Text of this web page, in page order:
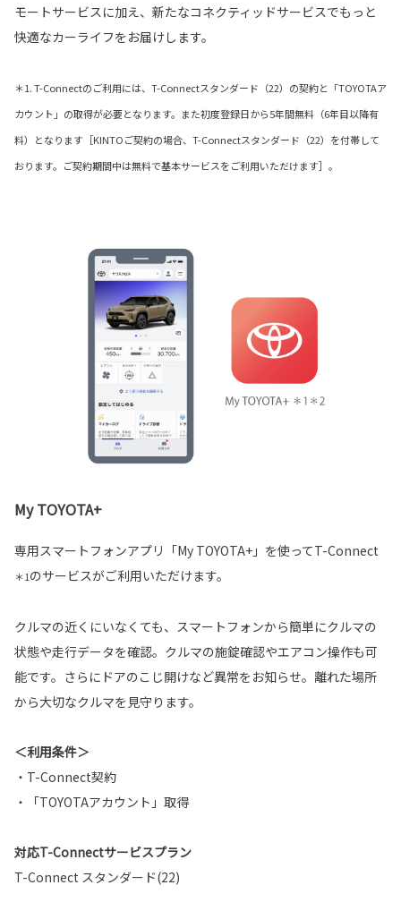
モートサービスに加え、新たなコネクティッドサービスでもっと
快適なカーライフをお届けします。
＊1. T-Connectのご利用には、T-Connectスタンダード（22）の契約と「TOYOTAア
カウント」の取得が必要となります。また初度登録日から5年間無料（6年目以降有
料）となります［KINTOご契約の場合、T-Connectスタンダード（22）を付帯して
おります。ご契約期間中は無料で基本サービスをご利用いただけます］。
My TOYOTA+
専用スマートフォンアプリ「My TOYOTA+」を使ってT-Connect
＊1のサービスがご利用いただけます。
クルマの近くにいなくても、スマートフォンから簡単にクルマの
状態や走行データを確認。クルマの施錠確認やエアコン操作も可
能です。さらにドアのこじ開けなど異常をお知らせ。離れた場所
から大切なクルマを見守ります。
＜利用条件＞
・T-Connect契約
・「TOYOTAアカウント」取得
対応T-Connectサービスプラン
T-Connect スタンダード(22)